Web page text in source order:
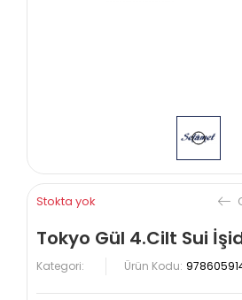
Stokta yok
Tokyo Gül 4.Cilt Sui
Kategori: Ürün Kodu: